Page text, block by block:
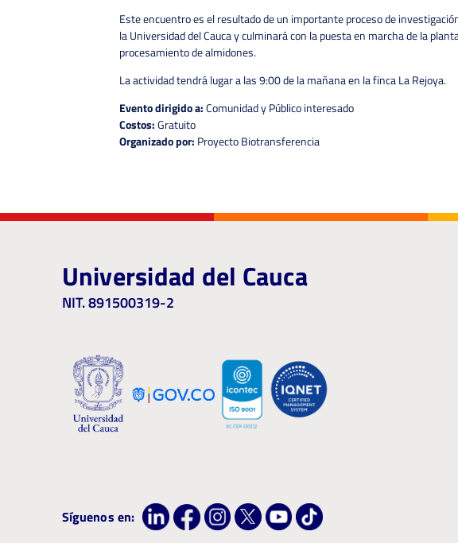
Este encuentro es el resultado de un importante proceso de
la Universidad del Cauca y culminará con la puesta en marcha de la
procesamiento de almidones.
La actividad tendrá lugar a las 9:00 de la mañana en la finca La Rejoya.
Evento dirigido a:Comunidad y Público interesado
Costos:Gratuito
Organizado por: Proyecto Biotransferencia
Universidad del Cauca
NIT. 891500319-2
Síguenos en: